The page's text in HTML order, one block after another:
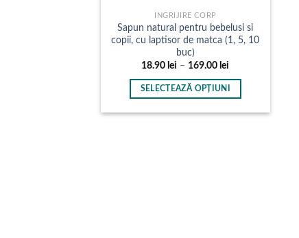
INGRIJIRE CORP
Sapun natural pentru bebelusi si
copii, cu laptisor de matca (1, 5, 10
buc)
18.90 lei – 169.00 lei
prețuri:
18.90 lei
la
SELECTEAZĂ OPȚIUNI